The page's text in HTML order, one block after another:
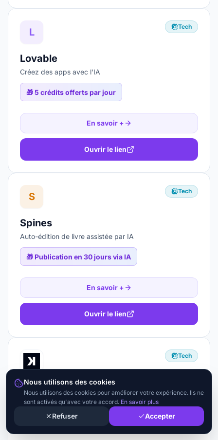
L Tech
Lovable
Créez des apps avec l'IA
🎁5 crédits offerts par jour
En savoir +
Ouvrir le lien
S Tech
Spines
Auto-édition de livre assistée par IA
🎁 Publication en 30 jours via IA
En savoir +
Ouvrir le lien
Tech
Klap
Transforme tes vidéos en Shorts viraux
30% sur le premier paiement
Nous utilisons des cookies
Nous utilisons des cookies pour améliorer votre expérience. Ils ne
sont activés qu'avec votre accord. En savoir plus
Refuser Accepter